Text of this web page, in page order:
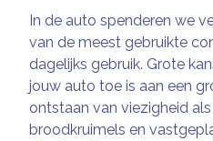
In de auto spenderen we
van de meest gebruikte
dagelijks gebruik. Grote
jouw auto toe is aan een
ontstaan van viezigheid
broodkruimels en